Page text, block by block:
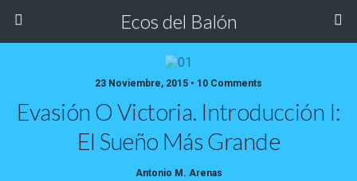
Ecos del Balón
23 Noviembre, 2015 • 10 Comments
Evasión O Victoria. Introducción I:
El Sueño Más Grande
Antonio M. Arenas